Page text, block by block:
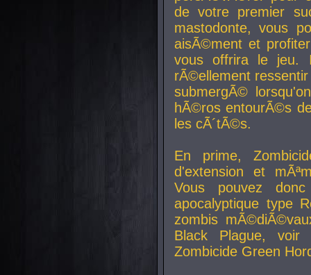
de votre premier
mastodonte, vous
aisÃ©ment et
vous offrira le jeu.
rÃ©ellement
submergÃ©
hÃ©ros entourÃ©s
les cÃ´tÃ©s.
En prime,
d'extension et
Vous pouvez
apocalyptique type
zombis
Black Plague,
Zombicide Green